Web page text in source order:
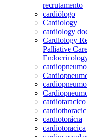
recrutamento
cardiólogo
Cardiology
cardiology
Cardiology
Palliative
cardiotaracico
cardiothoracic
cardiotorácia
cardiotoracica